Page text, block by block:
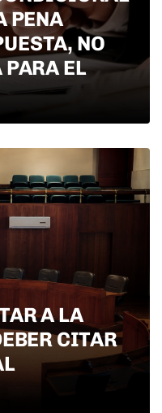
PENA
NO
PARA EL
A LA
CITAR